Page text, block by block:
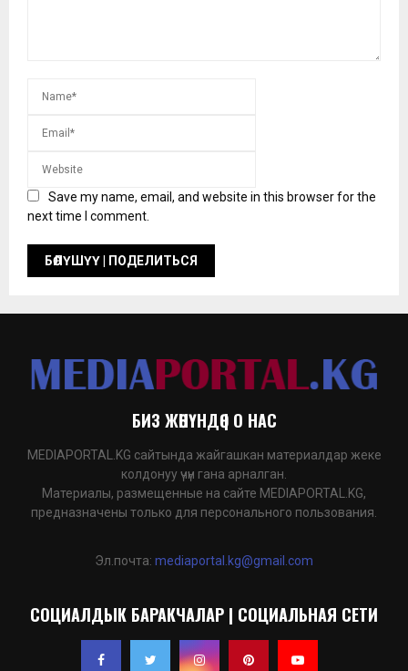
Save my name, email, and website in this browser for the
next time I comment.
БИЗ ЖӨНҮНДӨ | О НАС
MEDIAPORTAL.KG сайтында жайгашкан материалдар жеке
колдонуу үчүн гана арналган.
Материалы, размещенные на сайте MEDIAPORTAL.KG,
предназначены только для персонального пользования.
Эл.почта: mediaportal.kg@gmail.com
СОЦИАЛДЫК БАРАКЧАЛАР | СОЦИАЛЬНАЯ СЕТИ